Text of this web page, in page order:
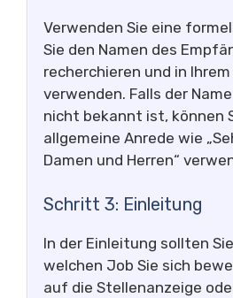
Verwenden Sie eine
Sie den Namen des
recherchieren und in
verwenden. Falls der
nicht bekannt ist, können
allgemeine Anrede wie
Damen und Herren“
Schritt 3: Einleitung
In der Einleitung sollten
welchen Job Sie sich
auf die Stellenanzeige